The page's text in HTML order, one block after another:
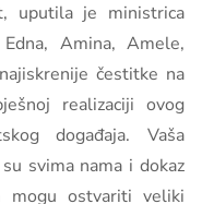
uputila je ministrica
Amina, Amele,
čestitke na
realizaciji ovog
događaja. Vaša
svima nama i dokaz
mogu ostvariti veliki